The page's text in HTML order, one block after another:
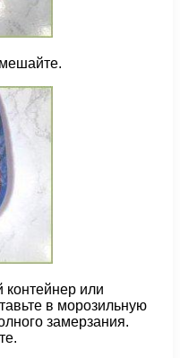
контейнер или
в морозильную
замерзания.